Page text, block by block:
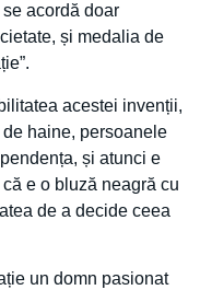
acordă doar
și medalia de
acestei invenții,
haine, persoanele
și atunci e
e o bluză neagră cu
de a decide ceea
un domn pasionat